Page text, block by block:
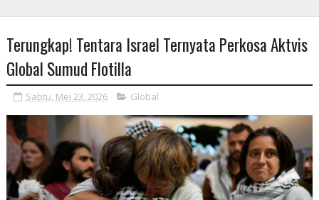
Terungkap! Tentara Israel Ternyata Perkosa Aktvis
Global Sumud Flotilla
Sabtu, Mei 23, 2026 Global